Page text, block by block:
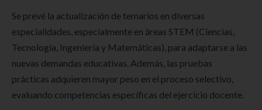
Se prevé la actualización de temarios en diversas
especialidades, especialmente en áreas STEM (Ciencias,
Tecnología, Ingeniería y Matemáticas), para adaptarse a las
nuevas demandas educativas. Además, las pruebas
prácticas adquieren mayor peso en el proceso selectivo,
evaluando competencias específicas del ejercicio docente.